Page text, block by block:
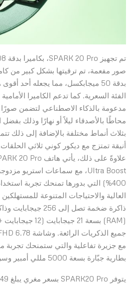
بدقة 50 ميجابكسل، مما يجعله أحد
مدعومة بالذكاء الاصطناعي لتضمن
محاطًا بالأصدقاء ليلاً أو نهارًا وذلك
بثلاث أنماط مختلفة بالإضافة إلى ذلك
أنيقة تمتزج مع ديكور كوني ثلاثي
400%) التي بدورها تمنحك تجربة
العالية والاحتياجات المتنوعة
ذاكرة ضخمة تصل إلى
مع جزيرة تفاعلية والتي ستمنحك تجربة
بطارية جبّارة بسعة 5000 مللي أمبير وسرعة شحن 33 واط.